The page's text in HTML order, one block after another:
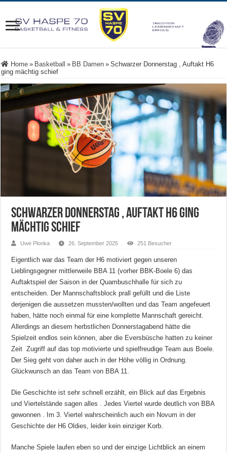
Home » Basketball » BB Damen » Schwarzer Donnerstag , Auftakt H6
ging mächtig schief
Schwarzer Donnerstag , Auftakt H6 ging
mächtig schief
Uwe Plonka 26. September 2025 251 Besucher
Eigentlich war das Team der H6 motiviert gegen unseren
Lieblingsgegner mittlerweile BBA 11 (vorher BBK-Boele 6) das
Auftaktspiel der Saison in der Quambuschhalle für sich zu
entscheiden. Der Mannschaftsblock prall gefüllt und die Liste
derjenigen die aussetzen mussten/wollten und das Team angefeuert
haben, hätte noch einmal für eine komplette Mannschaft gereicht.
Allerdings an diesem herbstlichen Donnerstagabend hätte die
Spielzeit endlos sein können, aber die Eversbüsche hatten zu keiner
Zeit Zugriff auf das top motivierte und spielfreudige Team aus Boele.
Der Sieg geht von daher auch in der Höhe völlig in Ordnung.
Glückwunsch an das Team von BBA 11.
Die Geschichte ist sehr schnell erzählt, ein Blick auf das Ergebnis
und Viertelstände sagen alles . Jedes Viertel wurde deutlich von BBA
gewonnen . Im 3. Viertel wahrscheinlich auch ein Novum in der
Geschichte der H6 Oldies, leider kein einziger Korb.
Manche Spiele laufen eben so und der einzige Lichtblick an einem